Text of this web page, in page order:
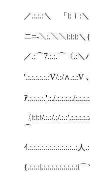
rへ __
／.:.:.:＼ 「i:ｉ:
ニ=-＼:.＼＼i:i:i:
／.:⌒7.:.:.⌒〈.:＼
r‐‐Vi:
′.:.:.:.:.:.:V/.:/∧.:.:V
}
ｱ.:.:.:.:.'.:./.:.:.:.:./
〈i:i:i/.:.:/.:/
⌒
V.:.:./
ｲ.:.:.:.:.:.:.:.:.:.:.:..:
/.:.:ｨ
/／